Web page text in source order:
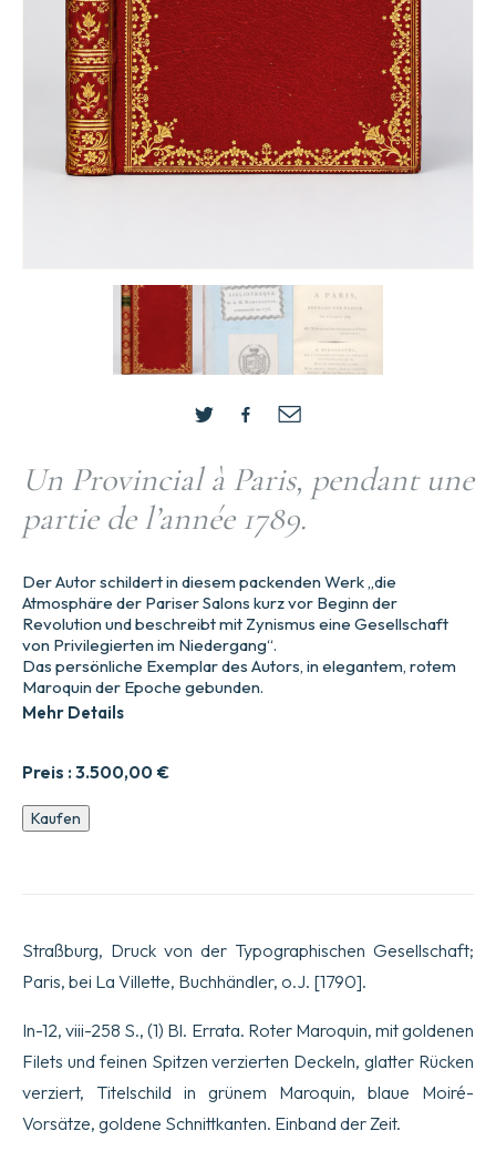
Un Provincial à Paris, pendant une
partie de l’année 1789.
Preis :3.500,00 €
Der Autor schildert in diesem packenden Werk „die
Atmosphäre der Pariser Salons kurz vor Beginn der
Revolution und beschreibt mit Zynismus eine Gesellschaft
von Privilegierten im Niedergang“.
Das persönliche Exemplar des Autors, in elegantem, rotem
Maroquin der Epoche gebunden.
Mehr Details
Ein
Provinzler
des
Jahres
1789.
Kaufen
Straßburg, Druck von der Typographischen Gesellschaft;
Paris, bei La Villette, Buchhändler, o.J. [1790].
In-12, viii-258 S., (1) Bl. Errata. Roter Maroquin, mit goldenen
Filets und feinen Spitzen verzierten Deckeln, glatter Rücken
verziert, Titelschild in grünem Maroquin, blaue Moiré-
Vorsätze, goldene Schnittkanten. Einband der Zeit.